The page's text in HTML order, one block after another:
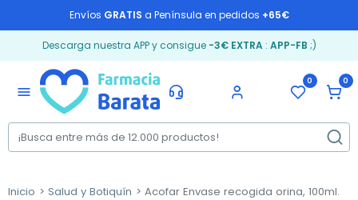
Envíos GRATIS a Península en pedidos +65€
Descarga nuestra APP y consigue -3€ EXTRA: APP-FB ;)
menu
0 0
Inicio Salud y Botiquín Acofar Envase recogida orina, 100ml.